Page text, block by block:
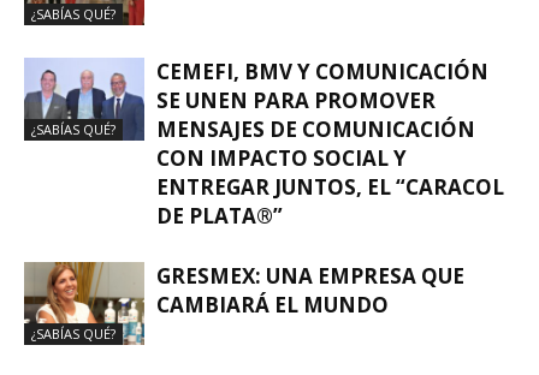
¿SABÍAS QUÉ?
¿SABÍAS QUÉ?
CEMEFI, BMV Y COMUNICACIÓN
SE UNEN PARA PROMOVER
MENSAJES DE COMUNICACIÓN
CON IMPACTO SOCIAL Y
ENTREGAR JUNTOS, EL “CARACOL
DE PLATA®”
¿SABÍAS QUÉ?
GRESMEX: UNA EMPRESA QUE
CAMBIARÁ EL MUNDO